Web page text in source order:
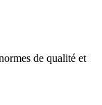
de qualité et